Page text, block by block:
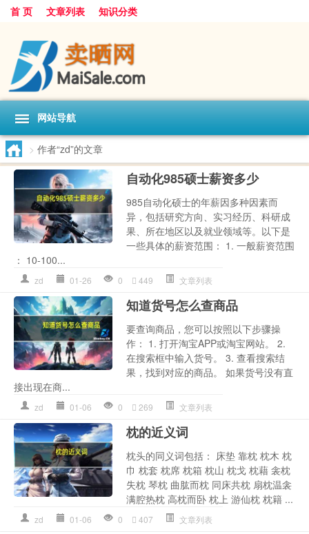
首 页 文章列表 知识分类
网站导航
> 作者“zd”的文章
自动化985硕士薪资多少
985自动化硕士的年薪因多种因素而
异，包括研究方向、实习经历、科研成
果、所在地区以及就业领域等。以下是
一些具体的薪资范围： 1. 一般薪资范围
： 10-100...
zd 01-26 0 449 文章列表
知道货号怎么查商品
要查询商品，您可以按照以下步骤操
作： 1. 打开淘宝APP或淘宝网站。 2.
在搜索框中输入货号。 3. 查看搜索结
果，找到对应的商品。 如果货号没有直
接出现在商...
zd 01-06 0 269 文章列表
枕的近义词
枕头的同义词包括： 床垫 靠枕 枕木 枕
巾 枕套 枕席 枕箱 枕山 枕戈 枕藉 衾枕
失枕 琴枕 曲肱而枕 同床共枕 扇枕温衾
满腔热枕 高枕而卧 枕上 游仙枕 枕籍 ...
zd 01-06 0 407 文章列表